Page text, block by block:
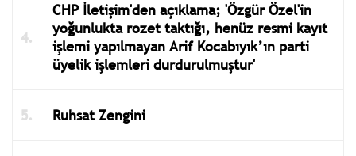
CHP İletişim'den açıklama; 'Özgür Özel'in
yoğunlukta rozet taktığı, henüz resmi kayıt
işlemi yapılmayan Arif Kocabıyık’ın parti
üyelik işlemleri durdurulmuştur'
Ruhsat Zengini